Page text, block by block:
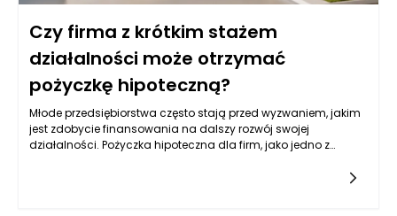
Czy firma z krótkim stażem
działalności może otrzymać
pożyczkę hipoteczną?
Młode przedsiębiorstwa często stają przed wyzwaniem, jakim
jest zdobycie finansowania na dalszy rozwój swojej
działalności. Pożyczka hipoteczna dla firm, jako jedno z